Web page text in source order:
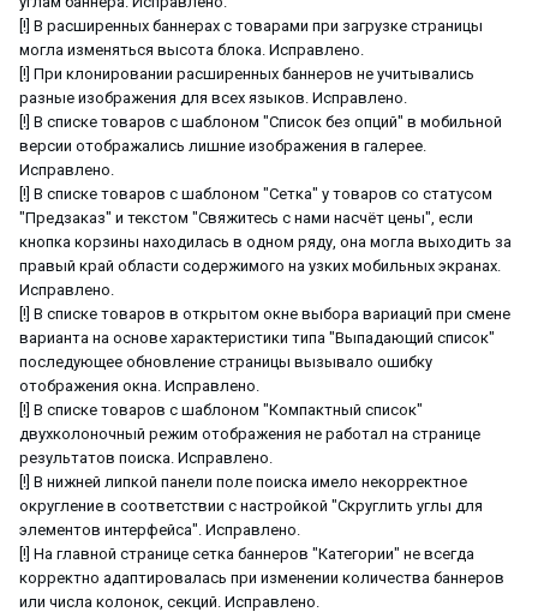
[!] В расширенных баннерах с товарами при загрузке страницы
могла изменяться высота блока. Исправлено.
[!] При клонировании расширенных баннеров не учитывались
разные изображения для всех языков. Исправлено.
[!] В списке товаров с шаблоном "Список без опций" в мобильной
версии отображались лишние изображения в галерее.
Исправлено.
[!] В списке товаров с шаблоном "Сетка" у товаров со статусом
"Предзаказ" и текстом "Свяжитесь с нами насчёт цены", если
кнопка корзины находилась в одном ряду, она могла выходить за
правый край области содержимого на узких мобильных экранах.
Исправлено.
[!] В списке товаров в открытом окне выбора вариаций при смене
варианта на основе характеристики типа "Выпадающий список"
последующее обновление страницы вызывало ошибку
отображения окна. Исправлено.
[!] В списке товаров с шаблоном "Компактный список"
двухколоночный режим отображения не работал на странице
результатов поиска. Исправлено.
[!] В нижней липкой панели поле поиска имело некорректное
округление в соответствии с настройкой "Скруглить углы для
элементов интерфейса". Исправлено.
[!] На главной странице сетка баннеров "Категории" не всегда
корректно адаптировалась при изменении количества баннеров
или числа колонок, секций. Исправлено.